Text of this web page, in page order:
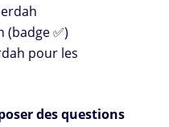
(badge ✅)
pour les
des questions